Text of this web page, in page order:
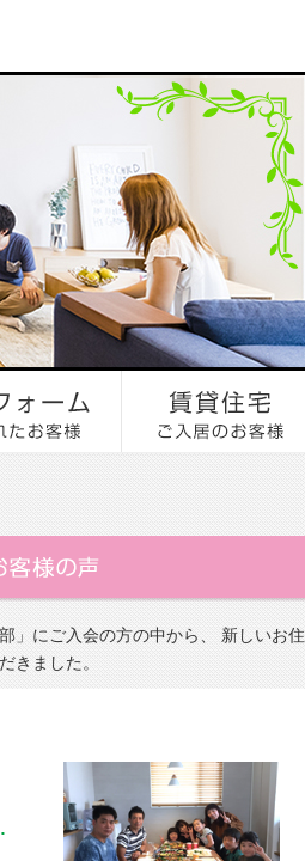
」にご入会の方の中から、 新しいお住
きました。
柏市 O様宅